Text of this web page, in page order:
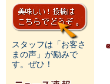
スタッフは「お客さ
まの声」が励みで
す。ぜひ！